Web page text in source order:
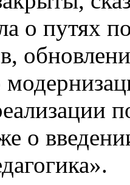
о путях
о